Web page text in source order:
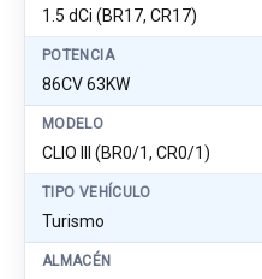
1.5 dCi (BR17, CR17)
POTENCIA
86CV 63KW
MODELO
CLIO III (BR0/1, CR0/1)
TIPO VEHÍCULO
Turismo
ALMACÉN